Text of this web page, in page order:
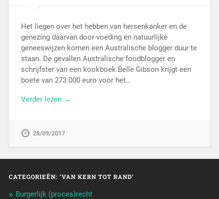
Het liegen over het hebben van hersenkanker en de
genezing daarvan door voeding en natuurlijke
geneeswijzen komen een Australische blogger duur te
staan. De gevallen Australische foodblogger en
schrijfster van een kookboek Belle Gibson krijgt een
boete van 273.000 euro voor het…
Verder lezen →
28/09/2017
CATEGORIEËN: ‘VAN KERN TOT RAND’
Burgerlijk (proces)recht